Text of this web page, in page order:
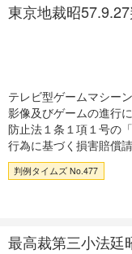
東京地裁昭
テレビ型ゲームマシー
影像及びゲームの進行
防止法１条１項１号の
行為に基づく損害賠償
判例タイムズ No.477
最高裁第三小法廷